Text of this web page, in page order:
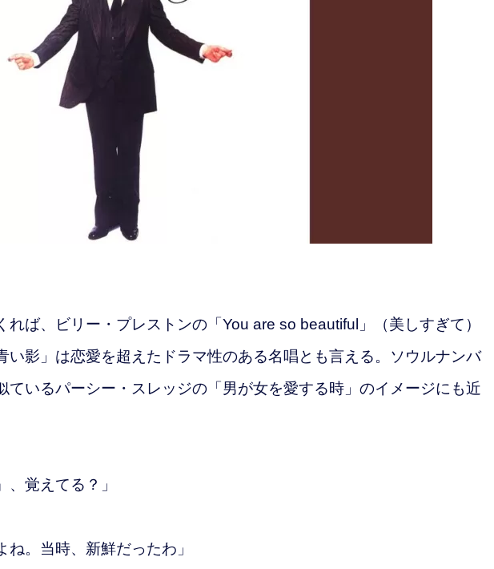
れば、ビリー・プレストンの「You are so beautiful」（美しすぎて）
い影」は恋愛を超えたドラマ性のある名唱とも言える。ソウルナンバ
ているパーシー・スレッジの「男が女を愛する時」のイメージにも近
、覚えてる？」
ね。当時、新鮮だったわ」